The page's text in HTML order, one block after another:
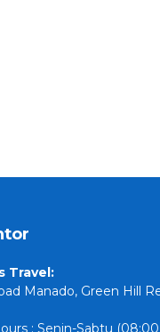
Travel:
Manado, Green Hill
: Senin-Sabtu